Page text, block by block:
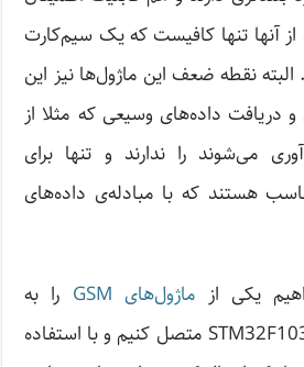
از آنها تنها کافیست که یک سیم‌کارت
البته نقطه ‌ضعف این ماژول‌ها نیز این
دریافت داده‌های وسیعی که مثلا از
می‌شوند را ندارند و تنها برای
هستند که با مبادله‌ی داده‌های
یکی از ماژول‌های GSM
را به
میکروکنترلر STM32F103C8 ARM متصل کنیم و با استفاده